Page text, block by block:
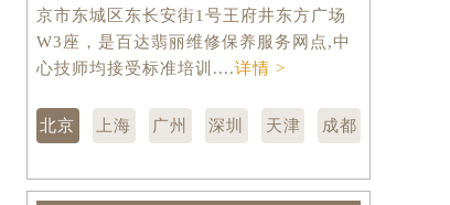
京市东城区东长安街1号王府井东方广场
W3座，是百达翡丽维修保养服务网点,中
心技师均接受标准培训....详情 >
北京 上海 广州 深圳 天津 成都